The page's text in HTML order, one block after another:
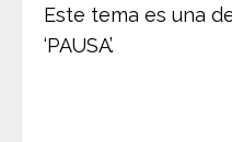
Este tema es una
‘PAUSA’.